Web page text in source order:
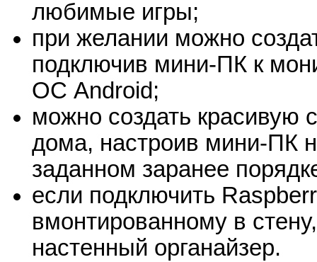
любимые игры;
при желании можно
подключив мини-ПК к
ОС Android;
можно создать красивую
дома, настроив мини-ПК
заданном заранее
если подключить
вмонтированному в
настенный органайзер.